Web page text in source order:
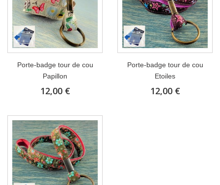
Porte-badge tour de cou
Papillon
12,00 €
Porte-badge tour de cou
Etoiles
12,00 €